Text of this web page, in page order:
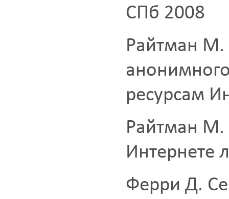
СПб 2008
Райтман М.
ресурсам
Райтман М.
Интернете
Ферри Д.